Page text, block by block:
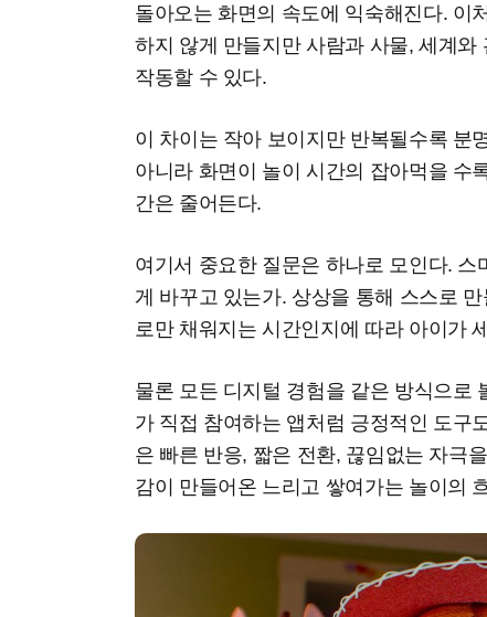
돌아오는 화면의 속도에 익숙해진다. 이
하지 않게 만들지만 사람과 사물, 세계와
작동할 수 있다.
이 차이는 작아 보이지만 반복될수록 분
아니라 화면이 놀이 시간의 잡아먹을 수
간은 줄어든다.
여기서 중요한 질문은 하나로 모인다.
게 바꾸고 있는가. 상상을 통해 스스로
로만 채워지는 시간인지에 따라 아이가
물론 모든 디지털 경험을 같은 방식으로
가 직접 참여하는 앱처럼 긍정적인 도구
은 빠른 반응, 짧은 전환, 끊임없는 자극
감이 만들어온 느리고 쌓여가는 놀이의